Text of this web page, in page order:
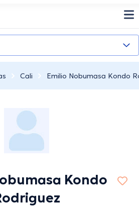
Cali Emilio Nobumasa Kondo
Kondo